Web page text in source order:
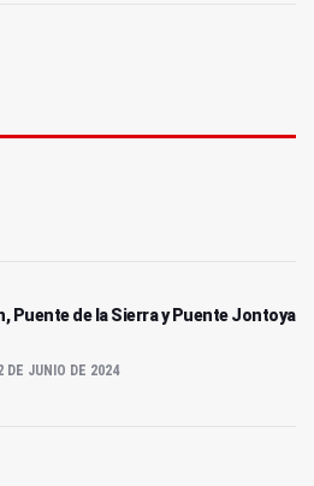
Puente de la Sierra y Puente Jontoya
DE JUNIO DE 2024